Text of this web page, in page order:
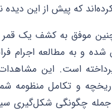
که پیش از این دیده
موفق به کشف یک
است. این
و تکامل منظومه
جمله چگونگی شکل‌گیری